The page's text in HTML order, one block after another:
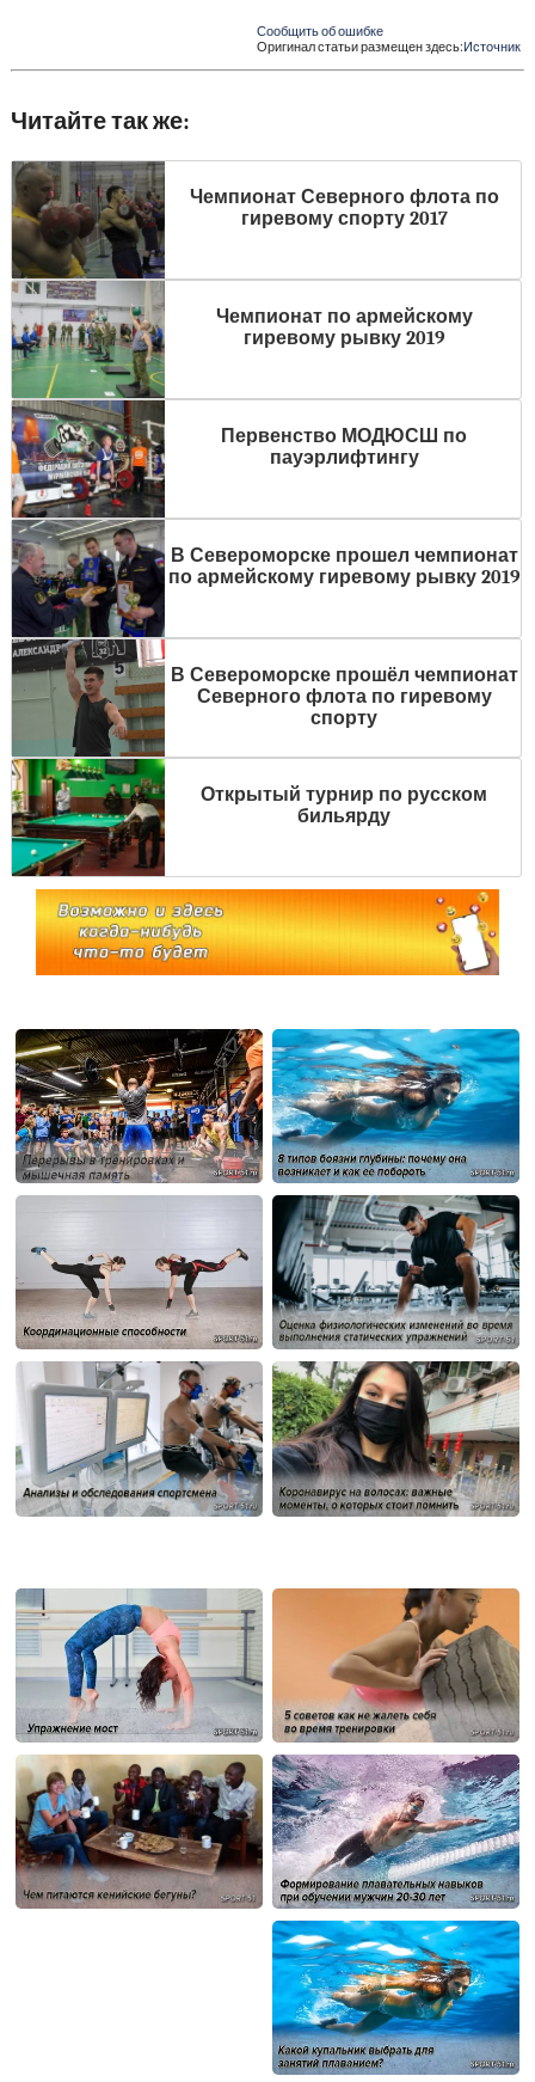
Сообщить об ошибке
Оригинал статьи размещен здесь:Источник
Читайте так же:
Чемпионат Северного флота по
гиревому спорту 2017
Чемпионат по армейскому
гиревому рывку 2019
Первенство МОДЮСШ по
пауэрлифтингу
В Североморске прошел чемпионат
по армейскому гиревому рывку 2019
В Североморске прошёл чемпионат
Северного флота по гиревому
спорту
Открытый турнир по русском
бильярду